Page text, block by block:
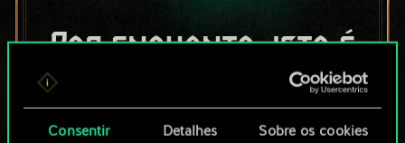
Consentir Detalhes Sobre os cookies
Por enquanto, isto é
apenas um conjunto
de cartas